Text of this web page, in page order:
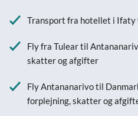
Transport fra hotellet i Ifaty
Fly fra Tulear til
skatter og afgifter
Fly Antananarivo til
forplejning, skatter og